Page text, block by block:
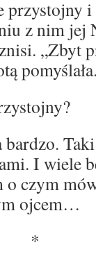
przystojny
z nim jej
„Zbyt
I wiele
czym
ojcem…
*